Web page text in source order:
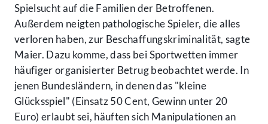
Spielsucht auf die Familien der Betroffenen.
Außerdem neigten pathologische Spieler, die alles
verloren haben, zur Beschaffungskriminalität, sagte
Maier. Dazu komme, dass bei Sportwetten immer
häufiger organisierter Betrug beobachtet werde. In
jenen Bundesländern, in denen das "kleine
Glücksspiel" (Einsatz 50 Cent, Gewinn unter 20
Euro) erlaubt sei, häuften sich Manipulationen an